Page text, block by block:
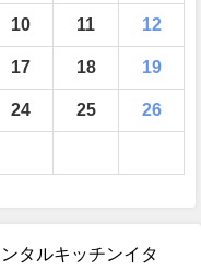
10 11 12
17 18 19
24 25 26
タルキッチンイタ